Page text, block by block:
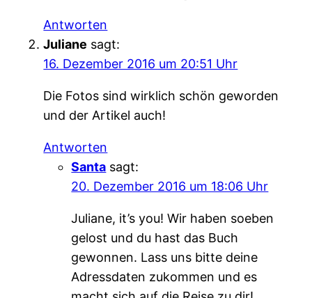
Antworten
Juliane sagt:
16. Dezember 2016 um 20:51 Uhr
Die Fotos sind wirklich schön geworden
und der Artikel auch!
Antworten
Santa sagt:
20. Dezember 2016 um 18:06 Uhr
Juliane, it’s you! Wir haben soeben
gelost und du hast das Buch
gewonnen. Lass uns bitte deine
Adressdaten zukommen und es